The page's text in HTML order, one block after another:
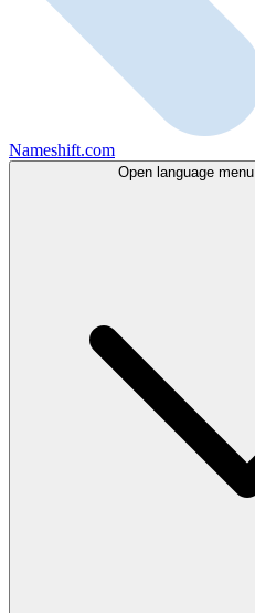
Nameshift.com
Open language menu